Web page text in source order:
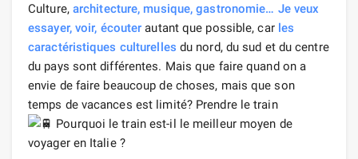
Culture, architecture, musique, gastronomie… Je veux
essayer, voir, écouter autant que possible, car les
caractéristiques culturelles du nord, du sud et du centre
du pays sont différentes. Mais que faire quand on a
envie de faire beaucoup de choses, mais que son
temps de vacances est limité? Prendre le train